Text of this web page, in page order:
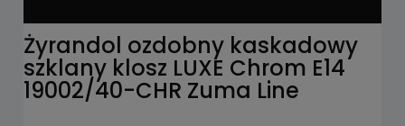
Żyrandol ozdobny kaskadowy
szklany klosz LUXE Chrom E14
19002/40-CHR Zuma Line